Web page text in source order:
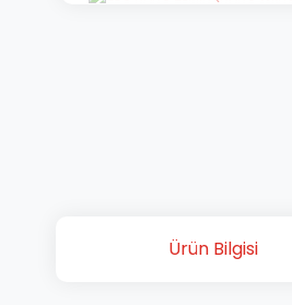
Ürün Bilgisi